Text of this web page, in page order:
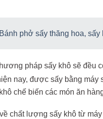
Bánh phở sấy thăng hoa, sấy
pháp sấy khô sẽ đều
nay, được sấy bằng máy
chế biến các món ăn
chất lượng sấy khô từ